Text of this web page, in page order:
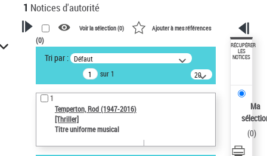
1 Notices d'autorité
VOTRE RECHERCHE
Recherche avancée dans les
notices d’autorité
Œuvres liées à l'auteur :
Temperton, Rod (1947-2016)
Auteur d’œuvre
Voir la sélection (0) Ajouter à mes références
(0)
Tri par : Défaut
sur 1
20
résultats/page
1
Temperton, Rod (1947-2016)
[Thriller]
Titre uniforme musical
RÉCUPÉRER
LES
NOTICES
Ma
(0)